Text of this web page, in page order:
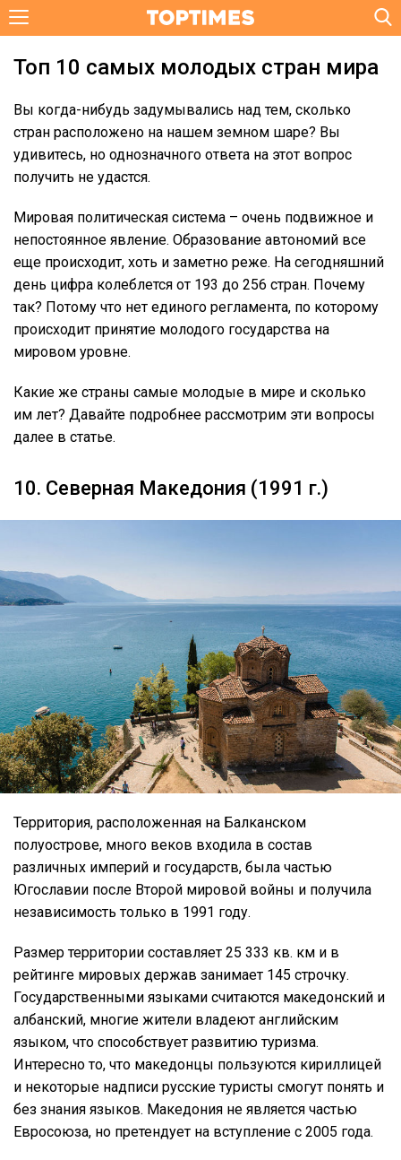
Топ 10 самых молодых стран мира
Вы когда-нибудь задумывались над тем, сколько
стран расположено на нашем земном шаре? Вы
удивитесь, но однозначного ответа на этот вопрос
получить не удастся.
Мировая политическая система – очень подвижное и
непостоянное явление. Образование автономий все
еще происходит, хоть и заметно реже. На сегодняшний
день цифра колеблется от 193 до 256 стран. Почему
так? Потому что нет единого регламента, по которому
происходит принятие молодого государства на
мировом уровне.
Какие же страны самые молодые в мире и сколько
им лет? Давайте подробнее рассмотрим эти вопросы
далее в статье.
10. Северная Македония (1991 г.)
Территория, расположенная на Балканском
полуострове, много веков входила в состав
различных империй и государств, была частью
Югославии после Второй мировой войны и получила
независимость только в 1991 году.
Размер территории составляет 25 333 кв. км и в
рейтинге мировых держав занимает 145 строчку.
Государственными языками считаются македонский и
албанский, многие жители владеют английским
языком, что способствует развитию туризма.
Интересно то, что македонцы пользуются кириллицей
и некоторые надписи русские туристы смогут понять и
без знания языков. Македония не является частью
Евросоюза, но претендует на вступление с 2005 года.